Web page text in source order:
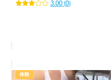
3.00(0)
体験